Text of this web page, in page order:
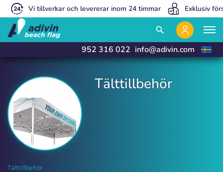
Vi tillverkar och levererar inom 24 timmar Exklusiv
search
close
952 316 022 info@adivin.com
close
Tälttillbehör | Adivin Beach Flag
Tälttillbehör
Tälttillbehör